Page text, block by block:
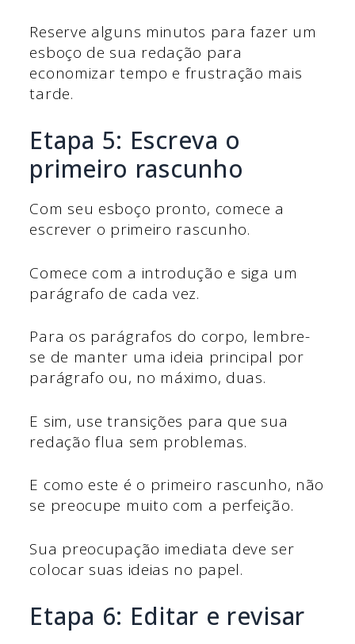
Reserve alguns minutos para fazer um
esboço de sua redação para
economizar tempo e frustração mais
tarde.
Etapa 5: Escreva o
primeiro rascunho
Com seu esboço pronto, comece a
escrever o primeiro rascunho.
Comece com a introdução e siga um
parágrafo de cada vez.
Para os parágrafos do corpo, lembre-
se de manter uma ideia principal por
parágrafo ou, no máximo, duas.
E sim, use transições para que sua
redação flua sem problemas.
E como este é o primeiro rascunho, não
se preocupe muito com a perfeição.
Sua preocupação imediata deve ser
colocar suas ideias no papel.
Etapa 6: Editar e revisar